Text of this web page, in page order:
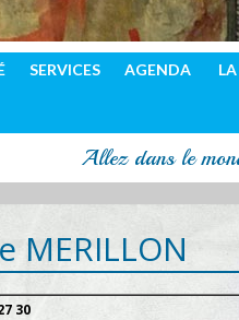
SERVICES AGENDA
Allez dans le
MERILLON
30